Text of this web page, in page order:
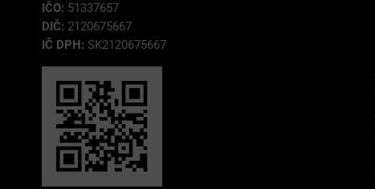
IČO: 51337657
DIČ: 2120675667
IČ DPH: SK2120675667